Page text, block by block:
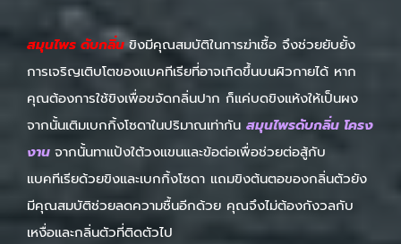
สมุนไพร ดับกลิ่นขิงมีคุณสมบัติในการฆ่าเชื้อ จึงช่วยยับยั้ง
การเจริญเติบโตของแบคทีเรียที่อาจเกิดขึ้นบนผิวกายได้ หาก
คุณต้องการใช้ขิงเพื่อขจัดกลิ่นปาก ก็แค่บดขิงแห้งให้เป็นผง
จากนั้นเติมเบกกิ้งโซดาในปริมาณเท่ากัน สมุนไพรดับกลิ่น โครง
งาน จากนั้นทาแป้งใต้วงแขนและข้อต่อเพื่อช่วยต่อสู้กับ
แบคทีเรียด้วยขิงและเบกกิ้งโซดา แถมขิงต้นตอของกลิ่นตัวยัง
มีคุณสมบัติช่วยลดความชื้นอีกด้วย คุณจึงไม่ต้องกังวลกับ
เหงื่อและกลิ่นตัวที่ติดตัวไป